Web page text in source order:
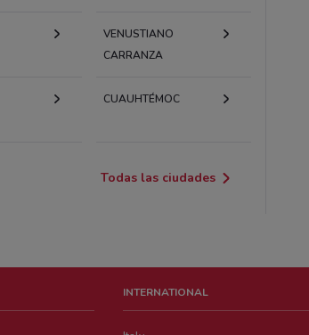
VENUSTIANO
CARRANZA
CUAUHTÉMOC
Todas las ciudades
INTERNATIONAL